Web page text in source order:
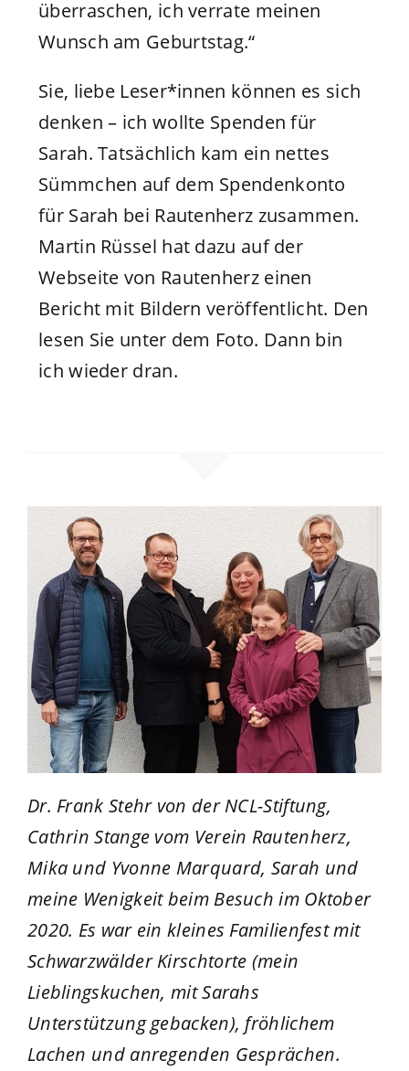
überraschen, ich verrate meinen
Wunsch am Geburtstag.“
Sie, liebe Leser*innen können es sich
denken – ich wollte Spenden für
Sarah. Tatsächlich kam ein nettes
Sümmchen auf dem Spendenkonto
für Sarah bei Rautenherz zusammen.
Martin Rüssel hat dazu auf der
Webseite von Rautenherz einen
Bericht mit Bildern veröffentlicht. Den
lesen Sie unter dem Foto. Dann bin
ich wieder dran.
Dr. Frank Stehr von der NCL-Stiftung,
Cathrin Stange vom Verein Rautenherz,
Mika und Yvonne Marquard, Sarah und
meine Wenigkeit beim Besuch im Oktober
2020. Es war ein kleines Familienfest mit
Schwarzwälder Kirschtorte (mein
Lieblingskuchen, mit Sarahs
Unterstützung gebacken), fröhlichem
Lachen und anregenden Gesprächen.